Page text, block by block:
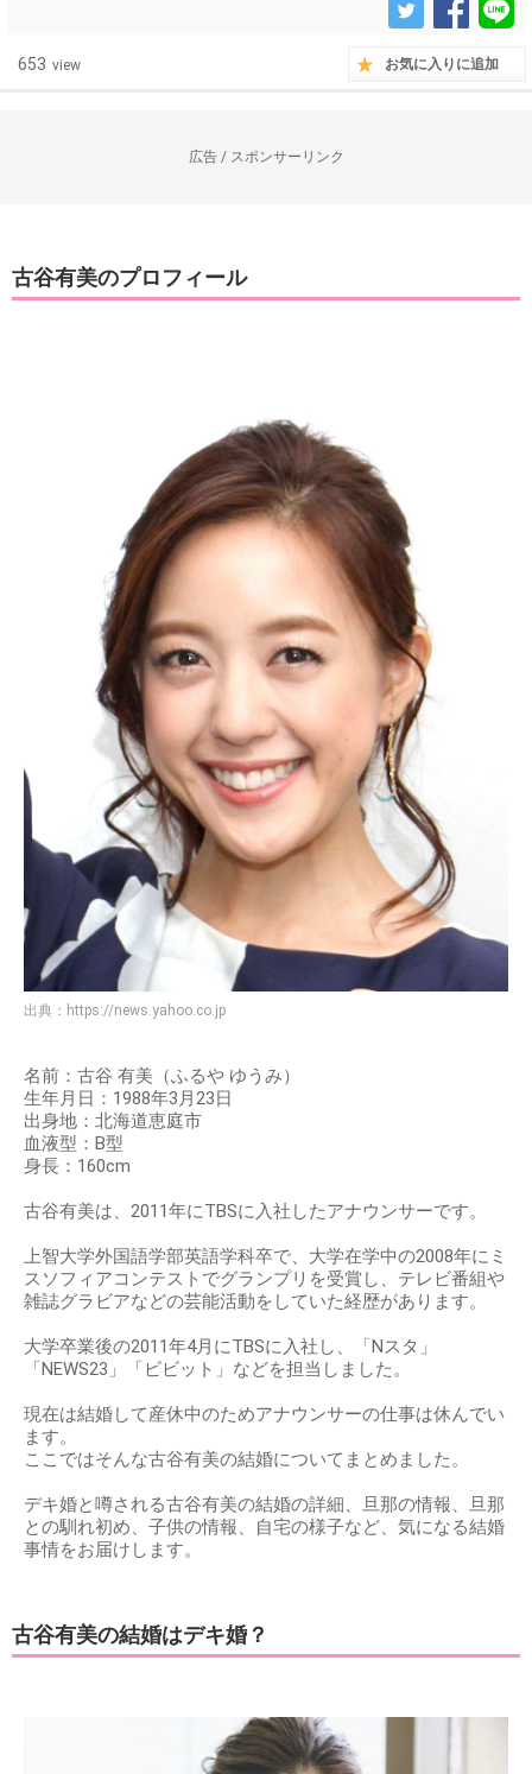
653 view お気に入りに追加
広告 / スポンサーリンク
古谷有美のプロフィール
出典： https://news.yahoo.co.jp
名前：古谷 有美（ふるや ゆうみ）
生年月日：1988年3月23日
出身地：北海道恵庭市
血液型：B型
身長：160cm
古谷有美は、2011年にTBSに入社したアナウンサーです。
上智大学外国語学部英語学科卒で、大学在学中の2008年にミ
スソフィアコンテストでグランプリを受賞し、テレビ番組や
雑誌グラビアなどの芸能活動をしていた経歴があります。
大学卒業後の2011年4月にTBSに入社し、「Nスタ」
「NEWS23」「ビビット」などを担当しました。
現在は結婚して産休中のためアナウンサーの仕事は休んでい
ます。
ここではそんな古谷有美の結婚についてまとめました。
デキ婚と噂される古谷有美の結婚の詳細、旦那の情報、旦那
との馴れ初め、子供の情報、自宅の様子など、気になる結婚
事情をお届けします。
古谷有美の結婚はデキ婚？